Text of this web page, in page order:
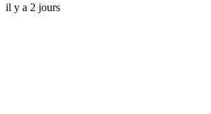
il y a 2 jours